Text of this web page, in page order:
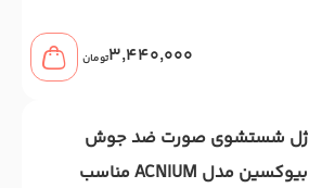
3,440,000تومان
ژل شستشوی صورت ضد جوش
بیوکسین مدل ACNIUM مناسب